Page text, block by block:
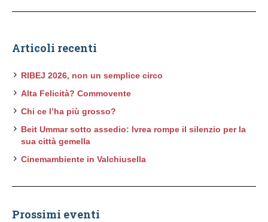
Articoli recenti
RIBEJ 2026, non un semplice circo
Alta Felicità? Commovente
Chi ce l’ha più grosso?
Beit Ummar sotto assedio: Ivrea rompe il silenzio per la
sua città gemella
Cinemambiente in Valchiusella
Prossimi eventi